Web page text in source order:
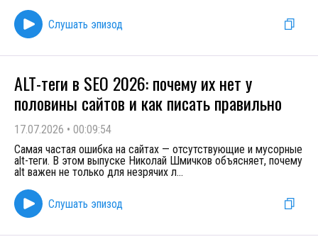
Слушать эпизод
ALT-теги в SEO 2026: почему их нет у
половины сайтов и как писать правильно
17.07.2026 • 00:09:54
Самая частая ошибка на сайтах — отсутствующие и мусорные
alt-теги. В этом выпуске Николай Шмичков объясняет, почему
alt важен не только для незрячих л...
Слушать эпизод